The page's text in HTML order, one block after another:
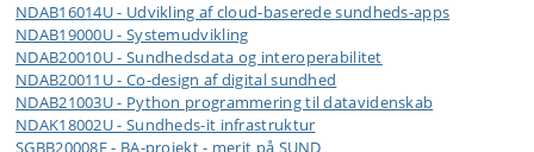
NDAB16014U - Udvikling af cloud-baserede sundheds-apps
NDAB19000U - Systemudvikling
NDAB20010U - Sundhedsdata og interoperabilitet
NDAB20011U - Co-design af digital sundhed
NDAB21003U - Python programmering til datavidenskab
NDAK18002U - Sundheds-it infrastruktur
SGBB20008E - BA-projekt - merit på SUND